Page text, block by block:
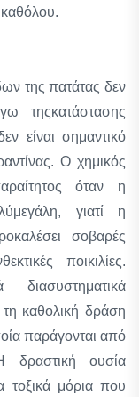
της πατάτας δεν
τηςκατάστασης
είναι σημαντικό
Ο χημικός
όταν η
γιατί η
σοβαρές
ποικιλίες.
καθολική δράση
παράγονται από
δραστική ουσία
μόρια που